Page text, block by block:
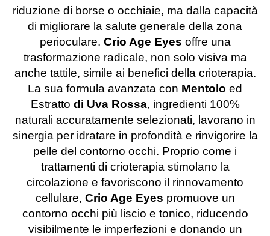
riduzione di borse o occhiaie, ma dalla capacità
di migliorare la salute generale della zona
perioculare. Crio Age Eyes offre una
trasformazione radicale, non solo visiva ma
anche tattile, simile ai benefici della crioterapia.
La sua formula avanzata con Mentolo ed
Estratto di Uva Rossa, ingredienti 100%
naturali accuratamente selezionati, lavorano in
sinergia per idratare in profondità e rinvigorire la
pelle del contorno occhi. Proprio come i
trattamenti di crioterapia stimolano la
circolazione e favoriscono il rinnovamento
cellulare, Crio Age Eyes promuove un
contorno occhi più liscio e tonico, riducendo
visibilmente le imperfezioni e donando un